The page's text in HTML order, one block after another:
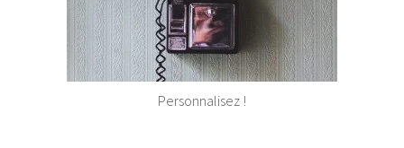
Personnalisez !